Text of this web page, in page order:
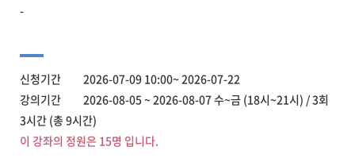
-
신청기간 2026-07-09 10:00~ 2026-07-22
강의기간 2026-08-05 ~ 2026-08-07 수~금 (18시~21시) / 3회
3시간 (총 9시간)
이 강좌의 정원은 15명 입니다.